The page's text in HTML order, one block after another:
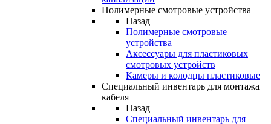
Полимерные смотровые устройства
Назад
Полимерные смотровые
устройства
Аксессуары для пластиковых
смотровых устройств
Камеры и колодцы пластиковые
Специальный инвентарь для монтажа
кабеля
Назад
Специальный инвентарь для